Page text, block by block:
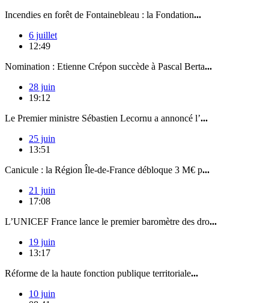
Incendies en forêt de Fontainebleau : la Fondation...
6 juillet
12:49
Nomination : Etienne Crépon succède à Pascal Berta...
28 juin
19:12
Le Premier ministre Sébastien Lecornu a annoncé l’...
25 juin
13:51
Canicule : la Région Île-de-France débloque 3 M€ p...
21 juin
17:08
L’UNICEF France lance le premier baromètre des dro...
19 juin
13:17
Réforme de la haute fonction publique territoriale...
10 juin